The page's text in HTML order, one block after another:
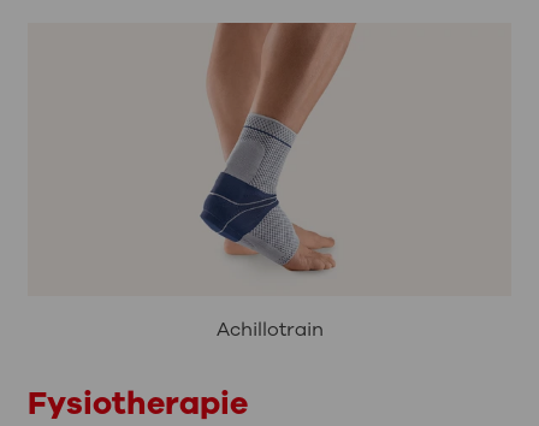
Achillotrain
Fysiotherapie